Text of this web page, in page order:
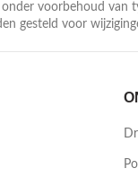
voorbehoud
gesteld voor